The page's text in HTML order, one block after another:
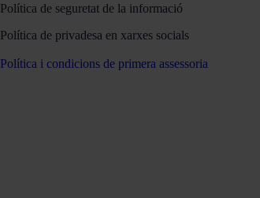
Política de seguretat de la informació
Política de privadesa en xarxes socials
Política i condicions de primera assessoria